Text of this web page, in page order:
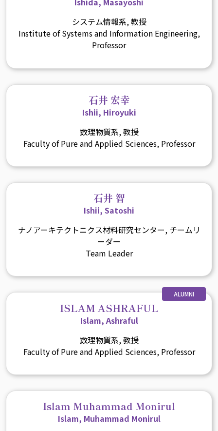
システム情報系, 教授
Institute of Systems and Information Engineering,
Professor
石井 宏幸
Ishii, Hiroyuki
数理物質系, 教授
Faculty of Pure and Applied Sciences, Professor
石井 智
Ishii, Satoshi
ナノアーキテクトニクス材料研究センター, チームリ
ーダー
Team Leader
ALUMNI
ISLAM ASHRAFUL
Islam, Ashraful
数理物質系, 教授
Faculty of Pure and Applied Sciences, Professor
Islam Muhammad Monirul
Islam, Muhammad Monirul